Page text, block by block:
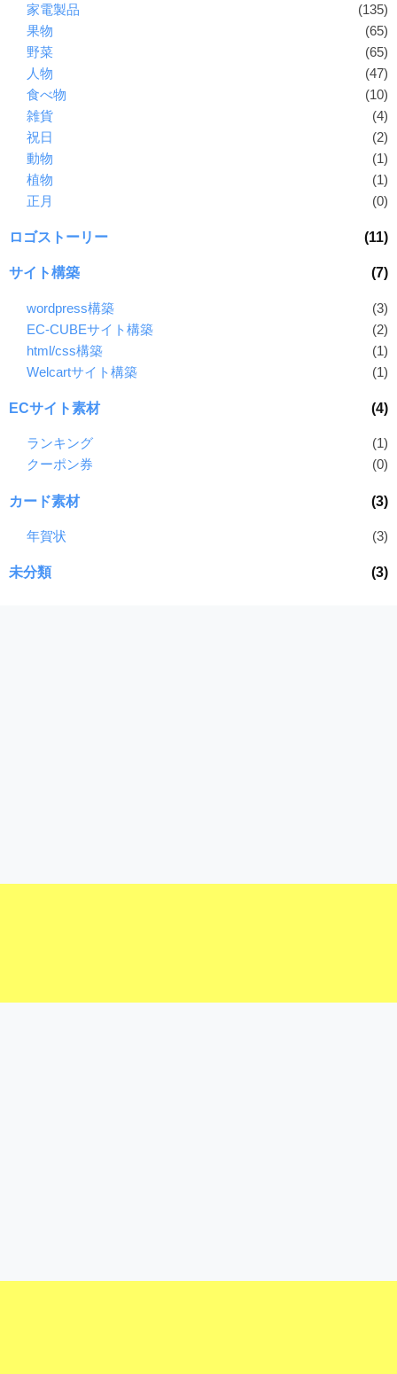
家電製品
(135)
果物
(65)
野菜
(65)
人物
(47)
食べ物
(10)
雑貨
(4)
祝日
(2)
動物
(1)
植物
(1)
正月
(0)
ロゴストーリー (11)
サイト構築 (7)
wordpress構築
(3)
EC-CUBEサイト構築
(2)
html/css構築
(1)
Welcartサイト構築
(1)
ECサイト素材 (4)
ランキング
(1)
クーポン券
(0)
カード素材 (3)
年賀状 (3)
未分類 (3)